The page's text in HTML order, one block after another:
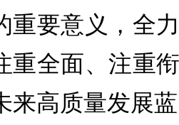
重要意义，全
重全面、注重
来高质量发展蓝